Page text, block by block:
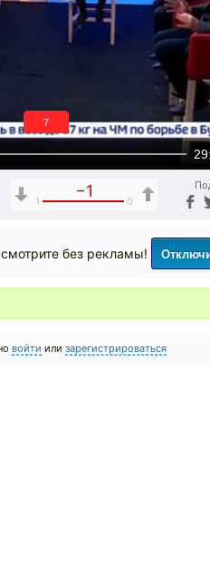
6
−1
1 0
без рекламы!
войти или зарегистрироваться